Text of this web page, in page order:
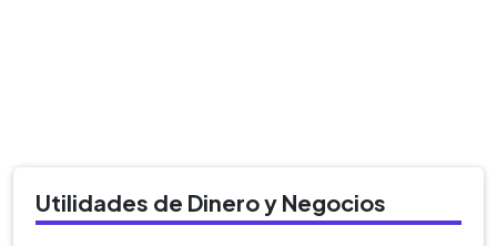
Utilidades de Dinero y Negocios